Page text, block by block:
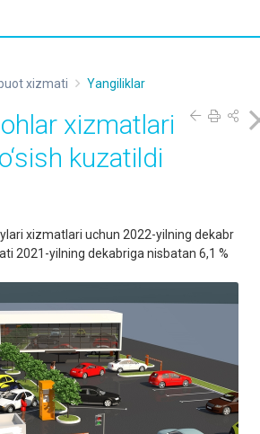
xizmati Yangiliklar
xizmatlari
kuzatildi
xizmatlari uchun 2022-yilning dekabr
2021-yilning dekabriga nisbatan 6,1 %